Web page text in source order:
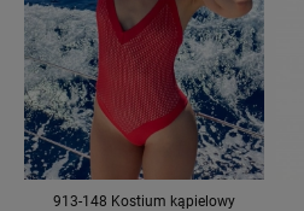
913-148 Kostium kąpielowy